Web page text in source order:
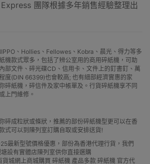
團隊根據多年銷售經驗整理出
、Hollies、Fellowes、Kobra、晨光、得力等多
機款式眾多，包括了辨公室用的商用碎紙機，可助
部文件、碎光碟CD、信用卡、文件上的釘書釘、萬
度(DIN 66399)也會較高; 也有細部經濟實惠的家
碎紙機，碎信件及家中帳單及。行貨碎紙機享不同
上門維修。
碎成粒狀或條狀，推薦的部份碎紙機型更可以在香
式可以到陳列室訂購自取或安排送貨!
最新型號價格優惠，部份為香港代理行貨，我們
設有實體店陳列室供你直接選購
城網上商城購買 碎紙機 產品多款 碎紙機 官方代